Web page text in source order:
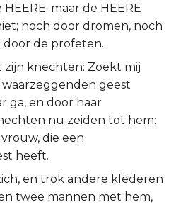
maar de HEERE
noch door dromen, noch
door de profeten.
zijn knechten: Zoekt mij
geest
ga, en door haar
nu zeiden tot hem:
die een
heeft.
en trok andere klederen
twee mannen met hem,